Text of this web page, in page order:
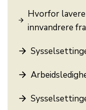
Hvorfor
innvandrere